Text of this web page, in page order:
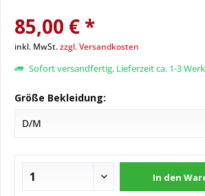
85,00 € *
inkl. MwSt.zzgl. Versandkosten
Sofort versandfertig, Lieferzeit ca. 1-3
Größe Bekleidung:
In den